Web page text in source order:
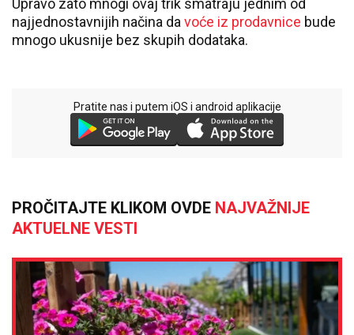
Upravo zato mnogi ovaj trik smatraju jednim od
najjednostavnijih načina da voće iz prodavnice bude
mnogo ukusnije bez skupih dodataka.
Pratite nas i putem iOS i android aplikacije
PROČITAJTE KLIKOM OVDE NAJVAŽNIJE
AKTUELNE VESTI